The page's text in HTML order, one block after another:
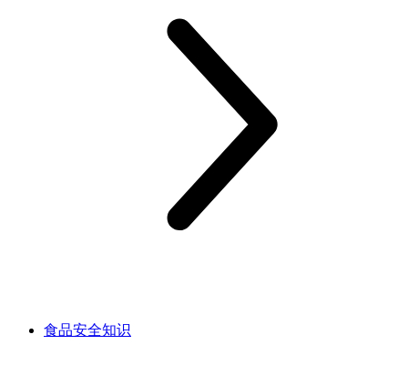
食品安全知识